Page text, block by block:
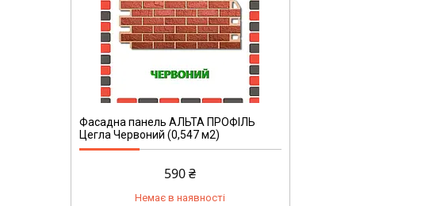
Фасадна панель АЛЬТА ПРОФІЛЬ
Цегла Червоний (0,547 м2)
590 ₴
Немає в наявності